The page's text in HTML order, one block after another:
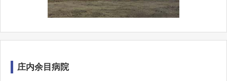
庄内余目病院